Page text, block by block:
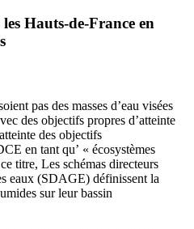
Hauts-de-France en
pas des masses d’eau visées
des objectifs propres d’atteinte
des objectifs
en tant qu’ « écosystèmes
titre, Les schémas directeurs
eaux (SDAGE) définissent la
sur leur bassin